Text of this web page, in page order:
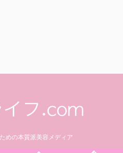
めの本質派美容メディア